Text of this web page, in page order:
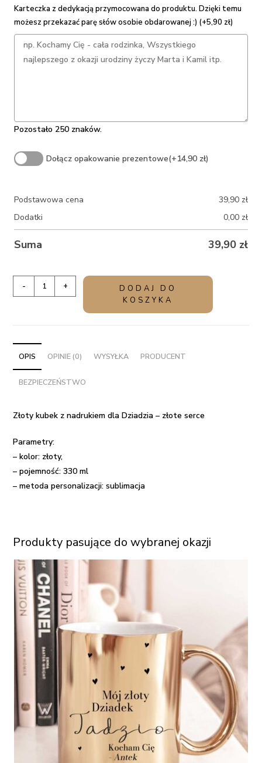
Karteczka z dedykacją przymocowana do produktu. Dzięki temu
możesz przekazać parę słów osobie obdarowanej :) (+5,90 zł)
Pozostało 250 znaków.
Dołącz opakowanie prezentowe(+14,90 zł)
Podstawowa cena 39,90 zł
Dodatki
0,00 zł
Suma 39,90 zł
Złoty
nadrukiem
dla
Dziadzia
serce
- +
DODAJ DO
KOSZYKA
OPIS OPINIE (0) WYSYŁKA PRODUCENT
BEZPIECZEŃSTWO
Złoty kubek z nadrukiem dla Dziadzia – złote serce
Parametry:
– kolor: złoty,
– pojemność: 330 ml
– metoda personalizacji: sublimacja
Produkty pasujące do wybranej okazji